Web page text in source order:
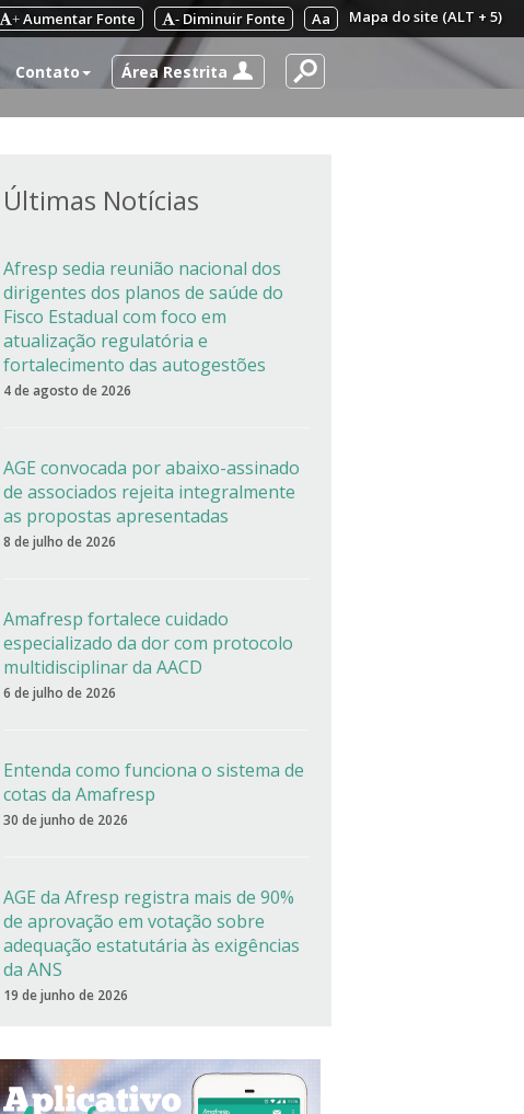
Mapa do site (ALT + 5)
Aa
- Diminuir Fonte
+ Aumentar Fonte
Contato Área Restrita
Últimas Notícias
Afresp sedia reunião nacional dos
dirigentes dos planos de saúde do
Fisco Estadual com foco em
atualização regulatória e
fortalecimento das autogestões
4 de agosto de 2026
AGE convocada por abaixo-assinado
de associados rejeita integralmente
as propostas apresentadas
8 de julho de 2026
Amafresp fortalece cuidado
especializado da dor com protocolo
multidisciplinar da AACD
6 de julho de 2026
Entenda como funciona o sistema de
cotas da Amafresp
30 de junho de 2026
AGE da Afresp registra mais de 90%
de aprovação em votação sobre
adequação estatutária às exigências
da ANS
19 de junho de 2026